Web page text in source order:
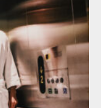
TOSHI(大胸筋)
像 (福岡)